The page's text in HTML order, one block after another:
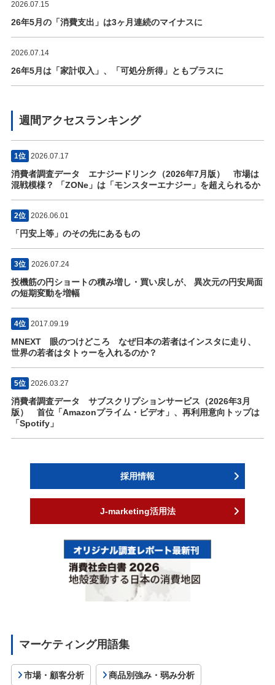
2026.07.15
26年5月の「消費支出」は3ヶ月連続のマイナスに
2026.07.14
26年5月は「家計収入」、「可処分所得」ともプラスに
週間アクセスランキング
1位 2026.07.17
消費者調査データ エナジードリンク（2026年7月版） 市場は
混戦模様？ 「ZONe」は「モンスターエナジー」を超えられるか
2位 2026.06.01
「円安上等」のその先にあるもの
3位 2026.07.24
投機筋の円ショートの積み増し・買い戻しが、 異次元の円安局面
の短期変動を増幅
4位 2017.09.19
MNEXT 眼のつけどころ なぜ日本の若者はインスタに走り、
世界の若者はタトゥーを入れるのか？
5位 2026.03.27
消費者調査データ サブスクリプションサービス（2026年3月
版） 首位「Amazonプライム・ビデオ」、再利用意向トップは
「Spotify」
採用情報
J-marketing活用法
マーケティング用語集
市場・顧客分析 商品別強み・弱み分析